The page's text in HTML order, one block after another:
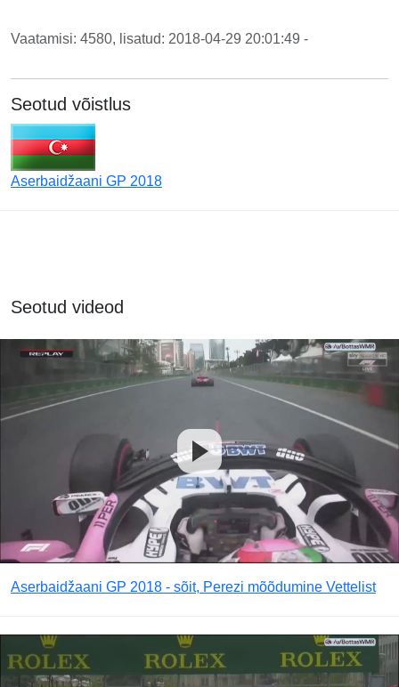
Vaatamisi: 4580, lisatud: 2018-04-29 20:01:49 -
Seotud võistlus
Aserbaidžaani GP 2018
Seotud videod
Aserbaidžaani GP 2018 - sõit, Perezi mõõdumine Vettelist